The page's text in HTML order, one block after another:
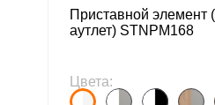
Приставной элемент
аутлет) STNPM168
Цвета: